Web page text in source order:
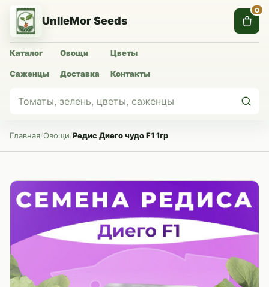
UnlleMor Seeds
Каталог Овощи Цветы
Саженцы Доставка Контакты
0
Главная/Овощи/Редис Диего чудо F1 1гр